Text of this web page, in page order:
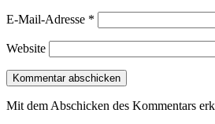
E-Mail-Adresse *
Website
Mit dem Abschicken des Kommentars